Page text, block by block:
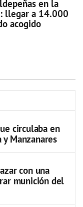
en la
llegar a 14.000
acogido
circulaba en
Manzanares
con una
munición del